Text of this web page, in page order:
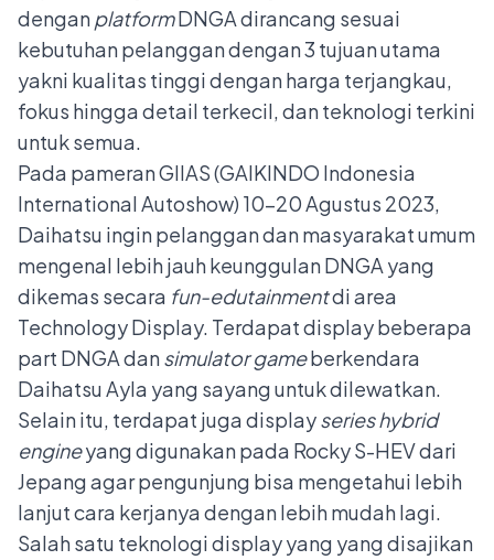
denganplatformDNGA dirancang sesuai
kebutuhan pelanggandengan 3 tujuan utama
yakni kualitas tinggi dengan harga terjangkau,
fokus hingga detail terkecil, dan teknologi terkini
untuk semua.
Pada pameran GIIAS (GAIKINDO Indonesia
International Autoshow) 10–20 Agustus 2023,
Daihatsu ingin pelanggan dan masyarakat umum
mengenal lebih jauh keunggulan DNGA yang
dikemas secara fun-edutainmentdi area
Technology Display. Terdapat display beberapa
part DNGA dansimulator gameberkendara
Daihatsu Ayla yang sayang untuk dilewatkan.
Selain itu, terdapat juga displayseries hybrid
engineyang digunakan pada Rocky S-HEV dari
Jepang agar pengunjung bisa mengetahui lebih
lanjut cara kerjanya dengan lebih mudah lagi.
Salah satu teknologi display yang yang disajikan